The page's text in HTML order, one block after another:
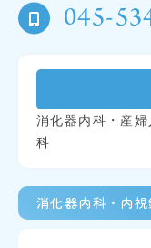
045-
消化器内科・産
科
消化器内科・内